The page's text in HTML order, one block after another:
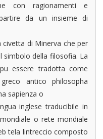
con ragionamenti e
da un insieme di
di Minerva che per
simbolo della filosofia. La
essere tradotta come
antico philosopha
sapienza o
inglese traducibile in
o rete mondiale
tela lintreccio composto